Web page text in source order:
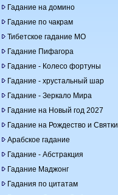
Гадание на домино
Гадание по чакрам
Тибетское гадание МО
Гадание Пифагора
Гадание - Колесо фортуны
Гадание - хрустальный шар
Гадание - Зеркало Мира
Гадание на Новый год 2027
Гадание на Рождество и Святки
Арабское гадание
Гадание - Абстракция
Гадание Маджонг
Гадания по цитатам